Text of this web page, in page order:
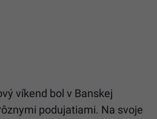
víkend bol v Banskej
podujatiami. Na svoje